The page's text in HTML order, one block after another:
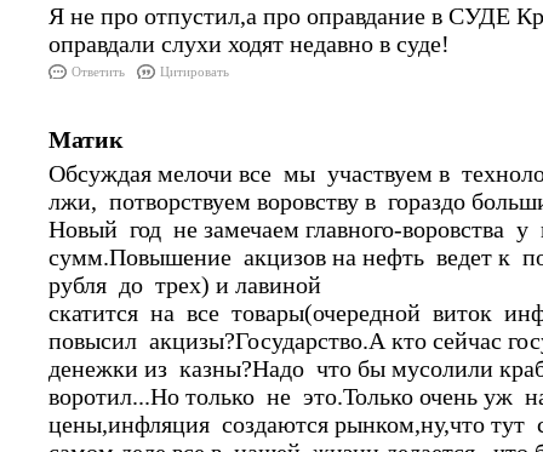
Я не про отпустил,а про оправдание в СУДЕ
оправдали слухи ходят недавно в суде!
Ответить Цитировать
Матик
Обсуждая мелочи все мы участвуем в
лжи, потворствуем воровству в гораздо
Новый год не замечаем главного-воровства
сумм.Повышение акцизов на нефть ведет к
рубля до трех) и лавиной
скатится на все товары(очередной виток
повысил акцизы?Государство.А кто сейчас
денежки из казны?Надо что бы мусолили
воротил...Но только не это.Только очень уж
цены,инфляция создаются рынком,ну,что тут